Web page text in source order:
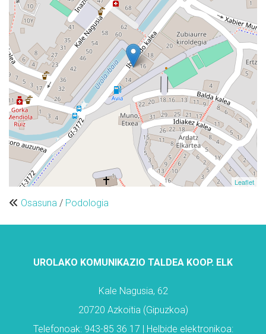
Leaflet
Osasuna / Podologia
UROLAKO KOMUNIKAZIO TALDEA KOOP. ELK
Kale Nagusia, 62
20720 Azkoitia (Gipuzkoa)
Telefonoak: 943-85 36 17 | Helbide elektronikoa: